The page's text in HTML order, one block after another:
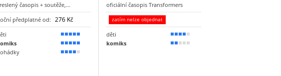
časopis + soutěže,…
předplatné od: 276 Kč
100 %
100 %
80 %
oficiální časopis Transformers
zatím nelze objednat
děti
80 %
komiks
40 %